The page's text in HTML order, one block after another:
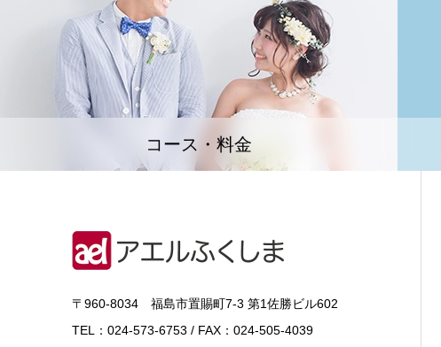
コース・料金
〒960-8034 福島市置賜町7-3 第1佐勝ビル602
TEL：024-573-6753 / FAX：024-505-4039